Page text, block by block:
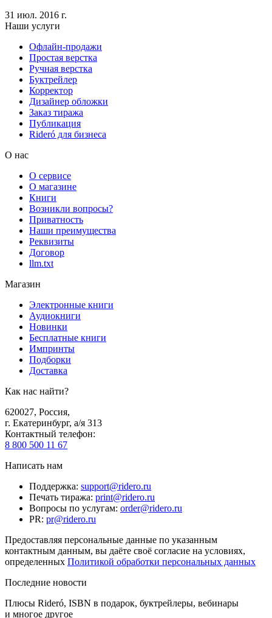
31 июл. 2016 г.
Наши услуги
Офлайн-продажи
Простая верстка
Ручная верстка
Буктрейлер
Корректор
Дизайнер обложки
Заказ тиража
Публикация
Rideró для бизнеса
О нас
О сервисе
О магазине
Книги
Возникли вопросы?
Приватность
Наши преимущества
Реквизиты
Договор
llm.txt
Магазин
Электронные книги
Аудиокниги
Новинки
Бесплатные книги
Импринты
Подборки
Доставка
Как нас найти?
620027, Россия,
г. Екатеринбург, а/я 313
Контактный телефон:
8 800 500 11 67
Написать нам
Поддержка: support@ridero.ru
Печать тиража: print@ridero.ru
Вопросы по услугам: order@ridero.ru
PR: pr@ridero.ru
Предоставляя персональные данные по указанным
контактным данным, вы даёте своё согласие на условиях,
определенных Политикой обработки персональных данных
Последние новости
Плюсы Rideró, ISBN в подарок, буктрейлеры, вебинары
и многое другое